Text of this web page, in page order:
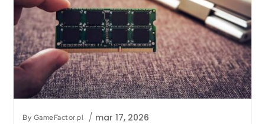
By GameFactor.pl / mar 17, 2026